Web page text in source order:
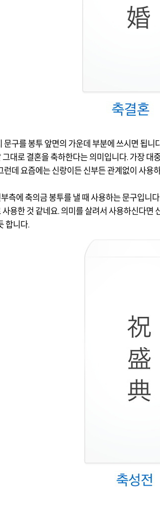
문구를 봉투 앞면의 가운데 부분에 쓰시면 됩
그대로 결혼을 축하한다는 의미입니다. 가장 대
런데 요즘에는 신랑이든 신부든 관계없이 사용
측에 축의금 봉투를 낼 때 사용하는 문구입니
사용한 것 같네요. 의미를 살려서 사용하신다면
합니다.